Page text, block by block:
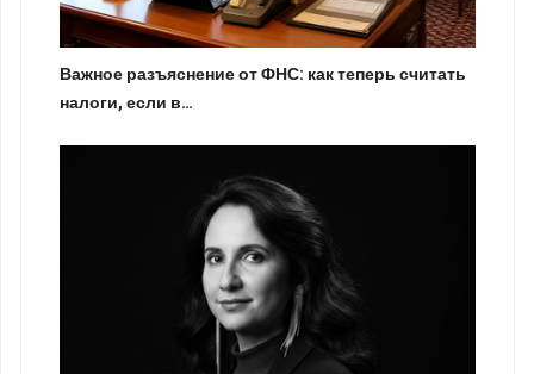
Важное разъяснение от ФНС: как теперь считать
налоги, если в…